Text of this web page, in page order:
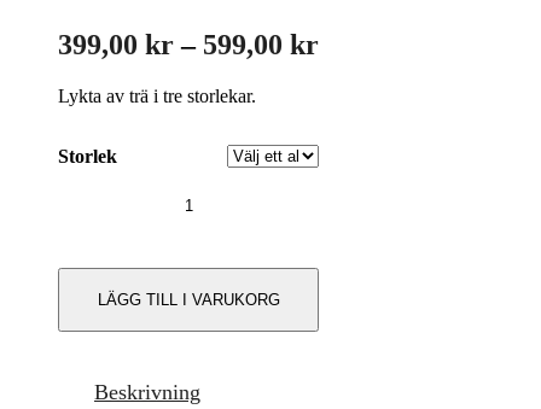
399,00 kr – 599,00 krPrisintervall:
599,00 kr
Lykta av trä i tre storlekar.
Storlek
Trio
LÄGG TILL I VARUKORG
Beskrivning